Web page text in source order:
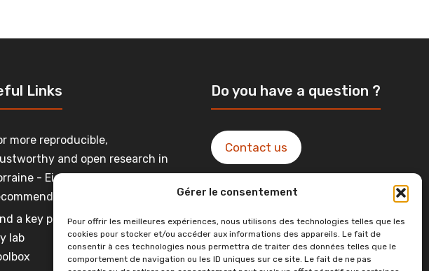
Gérer le consentement
Pour offrir les meilleures expériences, nous utilisons des technologies telles que les
cookies pour stocker et/ou accéder aux informations des appareils. Le fait de
consentir à ces technologies nous permettra de traiter des données telles que le
comportement de navigation ou les ID uniques sur ce site. Le fait de ne pas
Links
more reproducible,
and open research in
- Eight
a key person to contact in
lab
Do you have a question ?
Contact us